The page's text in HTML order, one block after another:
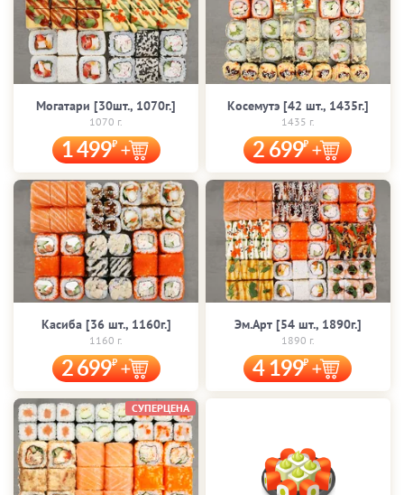
Могатари [30шт., 1070г.]
1070 г.
1 499
Косемутэ [42 шт., 1435г.]
1435 г.
2 699
Касиба [36 шт., 1160г.]
1160 г.
2 699
Эм.Арт [54 шт., 1890г.]
1890 г.
4 199
СУПЕРЦЕНА